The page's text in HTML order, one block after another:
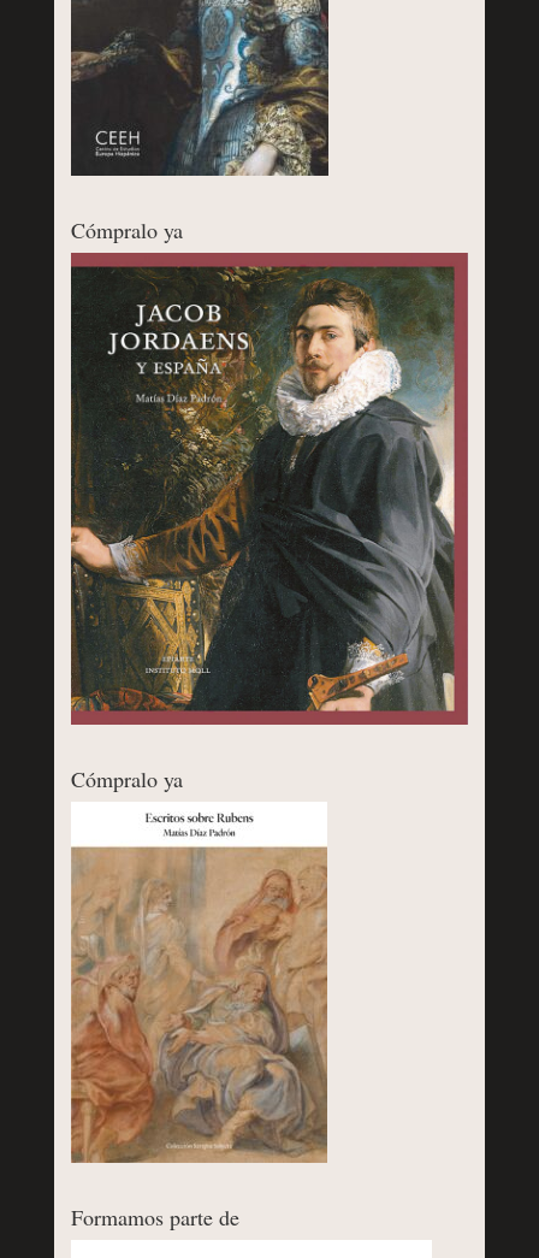
Cómpralo ya
Cómpralo ya
Formamos parte de